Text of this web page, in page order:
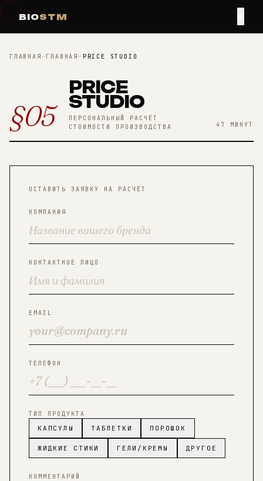
BIOSTM
ГЛАВНАЯ—ГЛАВНАЯ— PRICE STUDIO
§05
PRICE
STUDIO
ПЕРСОНАЛЬНЫЙ РАСЧЁТ
СТОИМОСТИ ПРОИЗВОДСТВА
47 МИНУТ
ОСТАВИТЬ ЗАЯВКУ НА РАСЧЁТ
КОМПАНИЯ
КОНТАКТНОЕ ЛИЦО
EMAIL
ТЕЛЕФОН
ТИП ПРОДУКТА
КАПСУЛЫ ТАБЛЕТКИ ПОРОШОК
ЖИДКИЕ СТИКИ ГЕЛИ/КРЕМЫ ДРУГОЕ
КОММЕНТАРИЙ